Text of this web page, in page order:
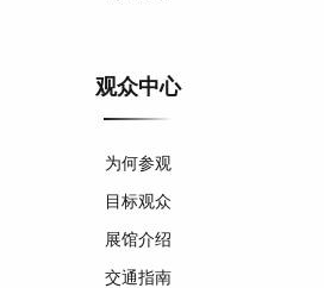
观众中心
为何参观
目标观众
展馆介绍
交通指南